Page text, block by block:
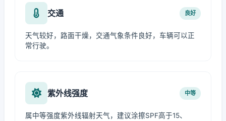
交通 良好
天气较好，路面干燥，交通气象条件良好，车辆可以正
常行驶。
紫外线强度 中等
属中等强度紫外线辐射天气，建议涂擦SPF高于15、